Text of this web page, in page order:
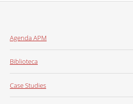
Agenda APM
Biblioteca
Case Studies